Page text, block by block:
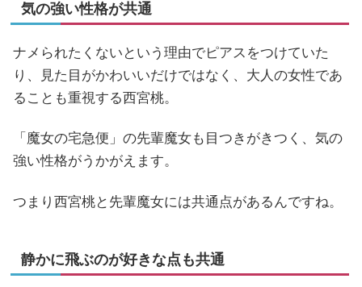
気の強い性格が共通
ナメられたくないという理由でピアスをつけていた
り、見た目がかわいいだけではなく、大人の女性であ
ることも重視する西宮桃。
「魔女の宅急便」の先輩魔女も目つきがきつく、気の
強い性格がうかがえます。
つまり西宮桃と先輩魔女には共通点があるんですね。
静かに飛ぶのが好きな点も共通